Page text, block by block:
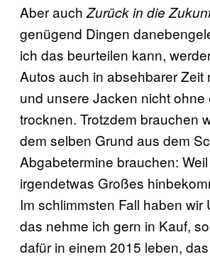
Aber auch Zurück in die
genügend Dingen
ich das beurteilen kann,
Autos auch in absehbarer Zeit
und unsere Jacken nicht ohne
trocknen. Trotzdem brauchen
dem selben Grund aus dem
Abgabetermine brauchen:
irgendetwas Großes
Im schlimmsten Fall haben wir
das nehme ich gern in Kauf,
dafür in einem 2015 leben,